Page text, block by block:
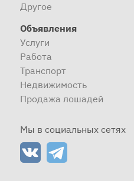
Другое
Объявления
Услуги
Работа
Транспорт
Недвижимость
Продажа лошадей
Мы в социальных сетях